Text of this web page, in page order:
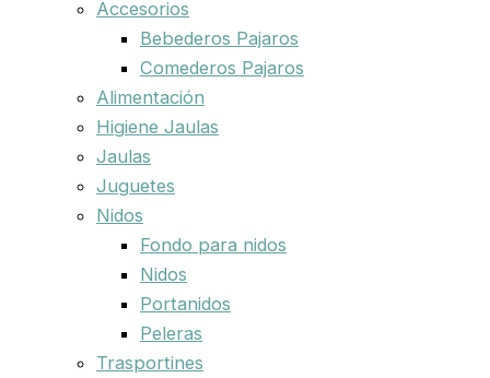
Accesorios
Bebederos Pajaros
Comederos Pajaros
Alimentación
Higiene Jaulas
Jaulas
Juguetes
Nidos
Fondo para nidos
Nidos
Portanidos
Peleras
Trasportines